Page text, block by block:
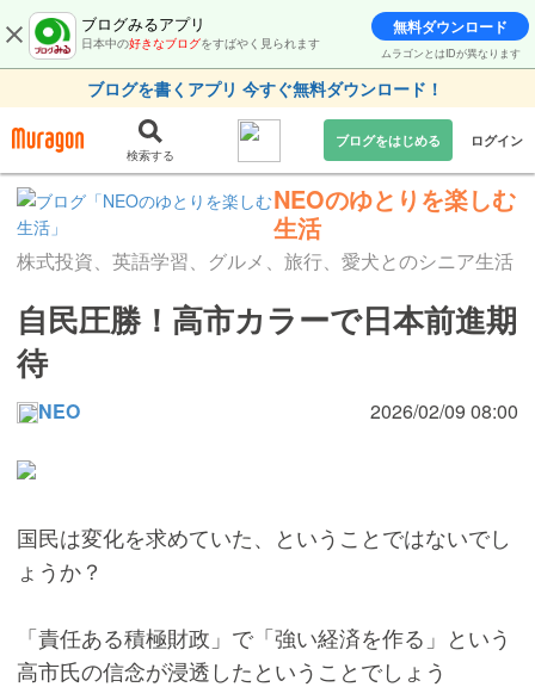
ブログみるアプリ
日本中の好きなブログをすばやく見られます
無料ダウンロード
ムラゴンとはIDが異なります
ブログを書くアプリ 今すぐ無料ダウンロード！
検索する
ブログをはじめる ログイン
NEOのゆとりを楽しむ
生活
株式投資、英語学習、グルメ、旅行、愛犬とのシニア生活
自民圧勝！高市カラーで日本前進期
待
NEO 2026/02/09 08:00
国民は変化を求めていた、ということではないでし
ょうか？
「責任ある積極財政」で「強い経済を作る」という
高市氏の信念が浸透したということでしょう